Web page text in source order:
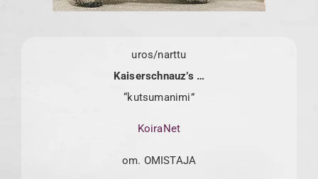
uros/narttu
Kaiserschnauz’s …
“kutsumanimi”
KoiraNet
om. OMISTAJA